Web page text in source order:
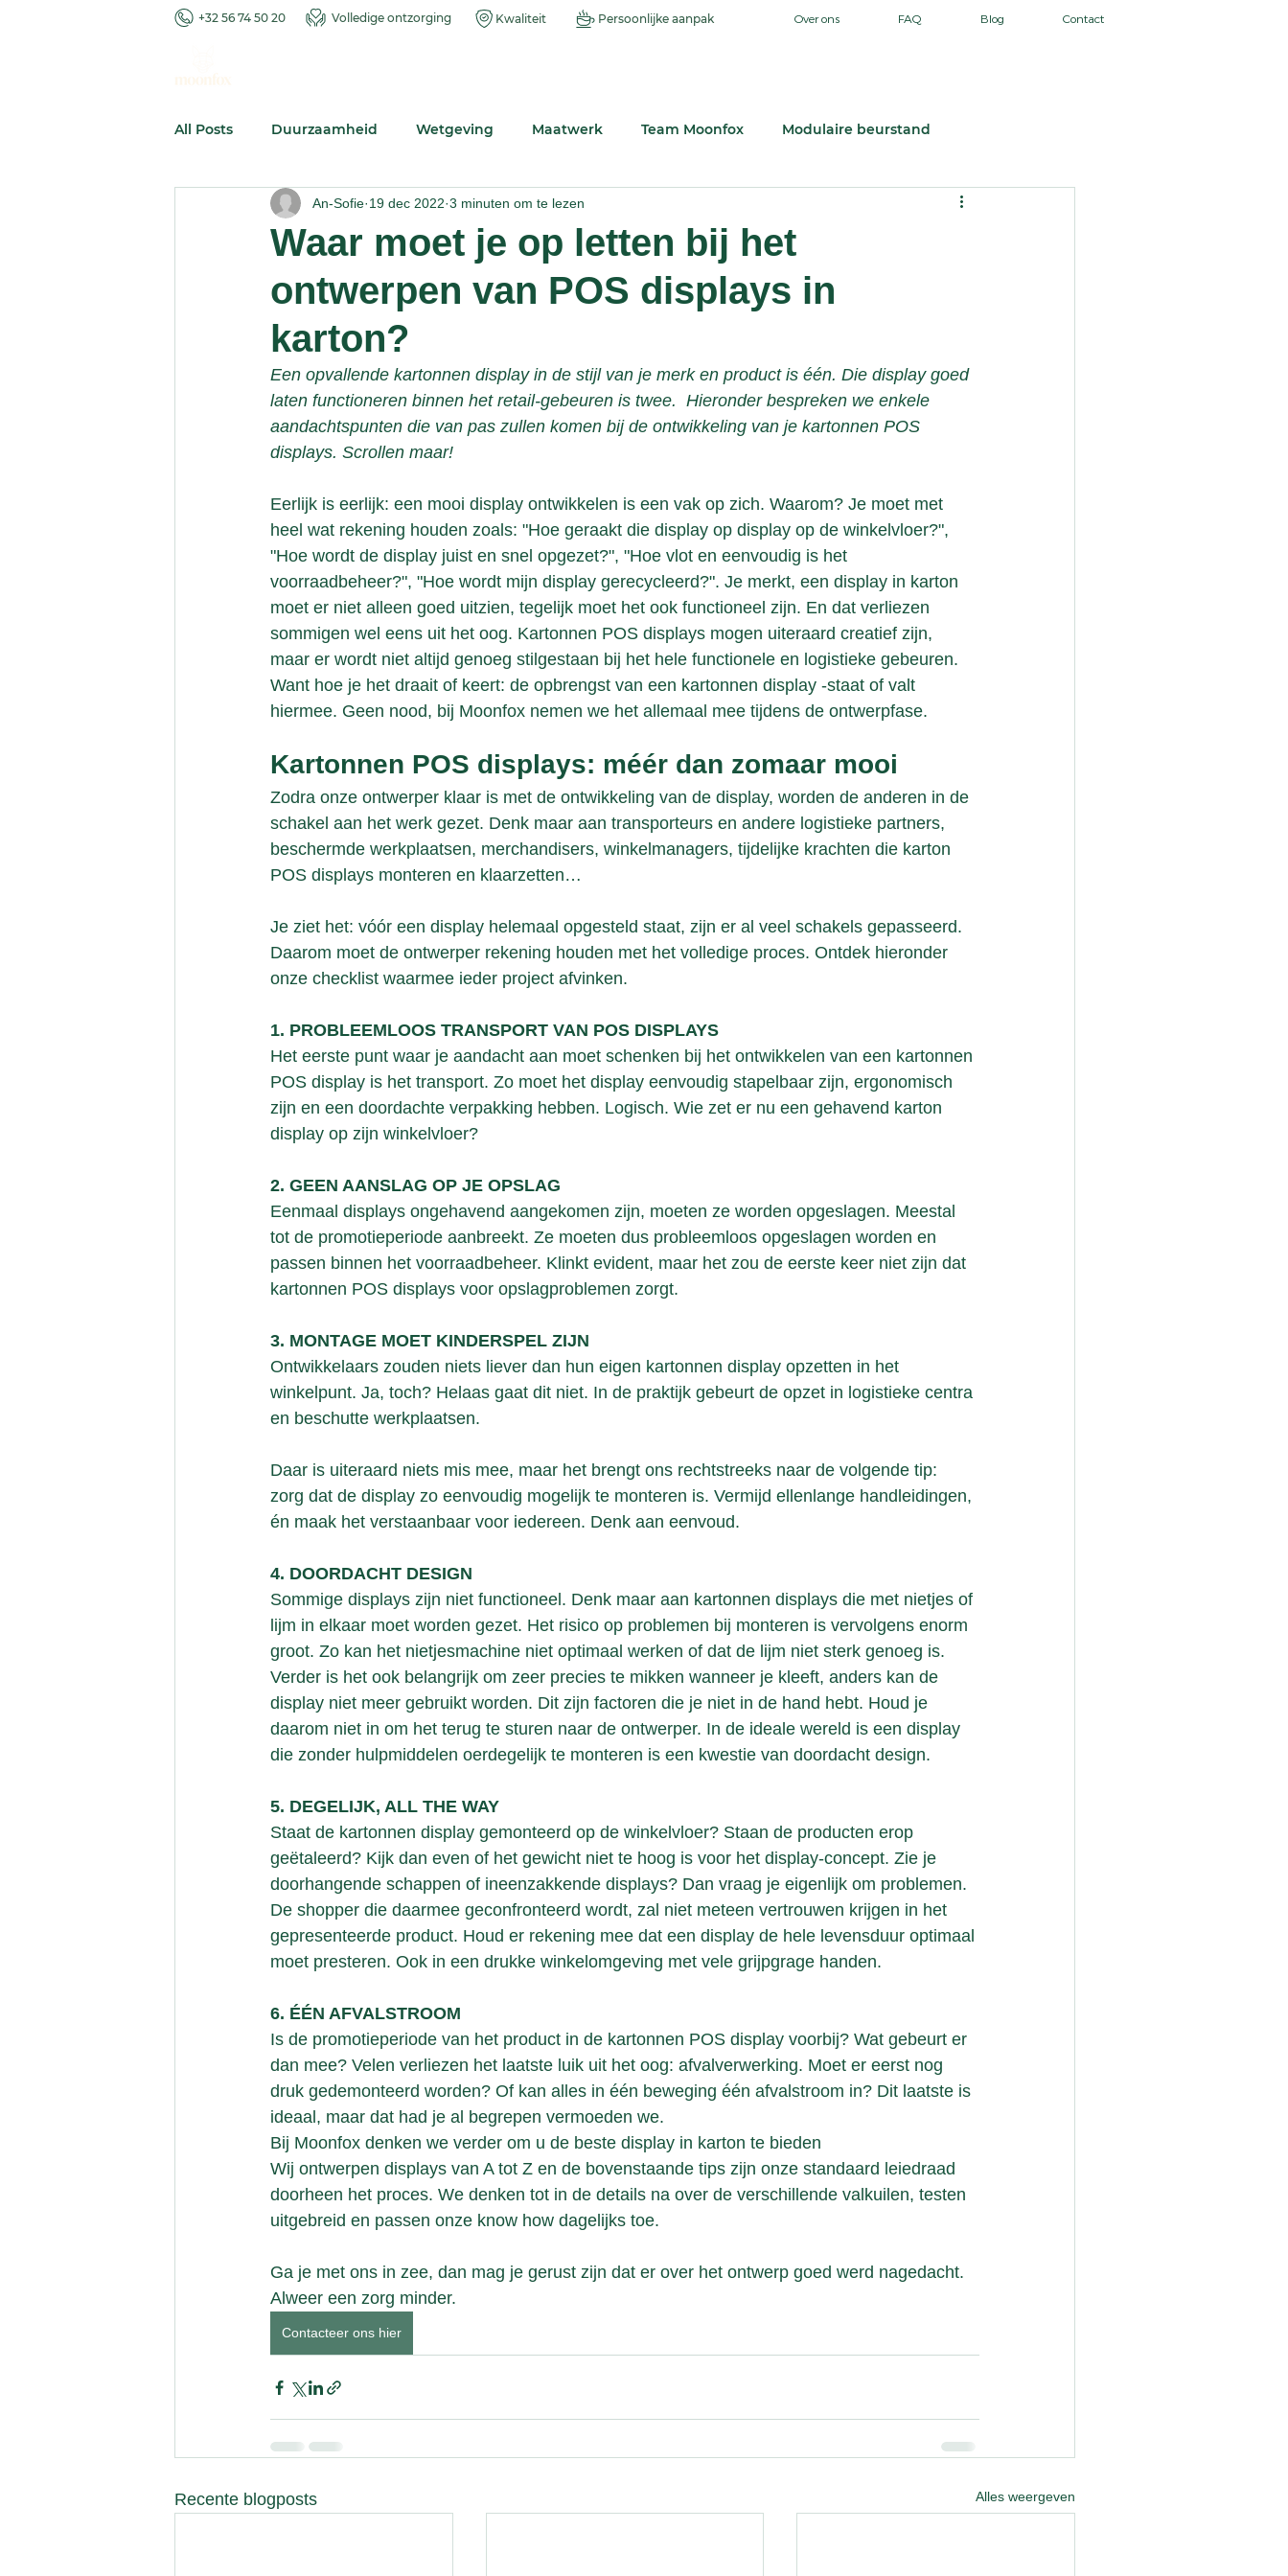
+32 56 74 50 20 Volledige ontzorging Kwaliteit Persoonlijke aanpak Over ons FAQ Blog Contact
All Posts Duurzaamheid Wetgeving Maatwerk Team Moonfox Modulaire beurstand
Standaard displays Verpakkingen Product ontwerp
Waar moet je op letten bij het
ontwerpen van POS displays in
karton?
An-Sofie 19 dec 2022 3 minuten om te lezen
Een opvallende kartonnen display in de stijl van je merk en product is één. Die display goed
laten functioneren binnen het retail-gebeuren is twee.  Hieronder bespreken we enkele
aandachtspunten die van pas zullen komen bij de ontwikkeling van je kartonnen POS
displays. Scrollen maar!
Eerlijk is eerlijk: een mooi display ontwikkelen is een vak op zich. Waarom? Je moet met
heel wat rekening houden zoals: "Hoe geraakt die display op display op de winkelvloer?",
"Hoe wordt de display juist en snel opgezet?", "Hoe vlot en eenvoudig is het
voorraadbeheer?", "Hoe wordt mijn display gerecycleerd?". Je merkt, een display in karton
moet er niet alleen goed uitzien, tegelijk moet het ook functioneel zijn. En dat verliezen
sommigen wel eens uit het oog. Kartonnen POS displays mogen uiteraard creatief zijn,
maar er wordt niet altijd genoeg stilgestaan bij het hele functionele en logistieke gebeuren.
Want hoe je het draait of keert: de opbrengst van een kartonnen display -staat of valt
hiermee. Geen nood, bij Moonfox nemen we het allemaal mee tijdens de ontwerpfase.
Kartonnen POS displays: méér dan zomaar mooi
Zodra onze ontwerper klaar is met de ontwikkeling van de display, worden de anderen in de
schakel aan het werk gezet. Denk maar aan transporteurs en andere logistieke partners,
beschermde werkplaatsen, merchandisers, winkelmanagers, tijdelijke krachten die karton
POS displays monteren en klaarzetten…
Je ziet het: vóór een display helemaal opgesteld staat, zijn er al veel schakels gepasseerd.
Daarom moet de ontwerper rekening houden met het volledige proces. Ontdek hieronder
onze checklist waarmee ieder project afvinken.
1. PROBLEEMLOOS TRANSPORT VAN POS DISPLAYS
Het eerste punt waar je aandacht aan moet schenken bij het ontwikkelen van een kartonnen
POS display is het transport. Zo moet het display eenvoudig stapelbaar zijn, ergonomisch
zijn en een doordachte verpakking hebben. Logisch. Wie zet er nu een gehavend karton
display op zijn winkelvloer?
2. GEEN AANSLAG OP JE OPSLAG
Eenmaal displays ongehavend aangekomen zijn, moeten ze worden opgeslagen. Meestal
tot de promotieperiode aanbreekt. Ze moeten dus probleemloos opgeslagen worden en
passen binnen het voorraadbeheer. Klinkt evident, maar het zou de eerste keer niet zijn dat
kartonnen POS displays voor opslagproblemen zorgt.
3. MONTAGE MOET KINDERSPEL ZIJN
Ontwikkelaars zouden niets liever dan hun eigen kartonnen display opzetten in het
winkelpunt. Ja, toch? Helaas gaat dit niet. In de praktijk gebeurt de opzet in logistieke centra
en beschutte werkplaatsen.
Daar is uiteraard niets mis mee, maar het brengt ons rechtstreeks naar de volgende tip:
zorg dat de display zo eenvoudig mogelijk te monteren is. Vermijd ellenlange handleidingen,
én maak het verstaanbaar voor iedereen. Denk aan eenvoud.
4. DOORDACHT DESIGN
Sommige displays zijn niet functioneel. Denk maar aan kartonnen displays die met nietjes of
lijm in elkaar moet worden gezet. Het risico op problemen bij monteren is vervolgens enorm
groot. Zo kan het nietjesmachine niet optimaal werken of dat de lijm niet sterk genoeg is.
Verder is het ook belangrijk om zeer precies te mikken wanneer je kleeft, anders kan de
display niet meer gebruikt worden. Dit zijn factoren die je niet in de hand hebt. Houd je
daarom niet in om het terug te sturen naar de ontwerper. In de ideale wereld is een display
die zonder hulpmiddelen oerdegelijk te monteren is een kwestie van doordacht design.
5. DEGELIJK, ALL THE WAY
Staat de kartonnen display gemonteerd op de winkelvloer? Staan de producten erop
geëtaleerd? Kijk dan even of het gewicht niet te hoog is voor het display-concept. Zie je
doorhangende schappen of ineenzakkende displays? Dan vraag je eigenlijk om problemen.
De shopper die daarmee geconfronteerd wordt, zal niet meteen vertrouwen krijgen in het
gepresenteerde product. Houd er rekening mee dat een display de hele levensduur optimaal
moet presteren. Ook in een drukke winkelomgeving met vele grijpgrage handen.
6. ÉÉN AFVALSTROOM
Is de promotieperiode van het product in de kartonnen POS display voorbij? Wat gebeurt er
dan mee? Velen verliezen het laatste luik uit het oog: afvalverwerking. Moet er eerst nog
druk gedemonteerd worden? Of kan alles in één beweging één afvalstroom in? Dit laatste is
ideaal, maar dat had je al begrepen vermoeden we.
Bij Moonfox denken we verder om u de beste display in karton te bieden
Wij ontwerpen displays van A tot Z en de bovenstaande tips zijn onze standaard leiedraad
doorheen het proces. We denken tot in de details na over de verschillende valkuilen, testen
uitgebreid en passen onze know how dagelijks toe.
Ga je met ons in zee, dan mag je gerust zijn dat er over het ontwerp goed werd nagedacht.
Alweer een zorg minder.
Contacteer ons hier
Recente blogposts Alles weergeven